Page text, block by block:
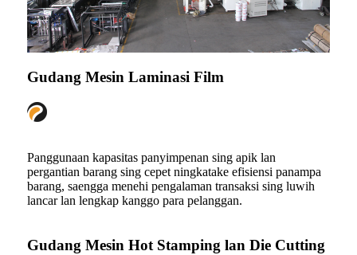
Gudang Mesin Laminasi Film
Panggunaan kapasitas panyimpenan sing apik lan
pergantian barang sing cepet ningkatake efisiensi panampa
barang, saengga menehi pengalaman transaksi sing luwih
lancar lan lengkap kanggo para pelanggan.
Gudang Mesin Hot Stamping lan Die Cutting